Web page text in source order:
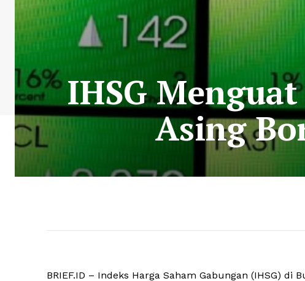
IHSG
Asing
BRIEF.ID – Indeks Harga Saham Gabungan (IHSG)